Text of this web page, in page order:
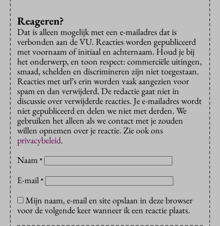
Reageren?
Dat is alleen mogelijk met een e-mailadres dat is
verbonden aan de VU. Reacties worden gepubliceerd
met voornaam of initiaal en achternaam. Houd je bij
het onderwerp, en toon respect: commerciële uitingen,
smaad, schelden en discrimineren zijn niet toegestaan.
Reacties met url’s erin worden vaak aangezien voor
spam en dan verwijderd. De redactie gaat niet in
discussie over verwijderde reacties. Je e-mailadres wordt
niet gepubliceerd en delen we niet met derden. We
gebruiken het alleen als we contact met je zouden
willen opnemen over je reactie. Zie ook ons
privacybeleid.
Naam *
E-mail *
Mijn naam, e-mail en site opslaan in deze browser
voor de volgende keer wanneer ik een reactie plaats.